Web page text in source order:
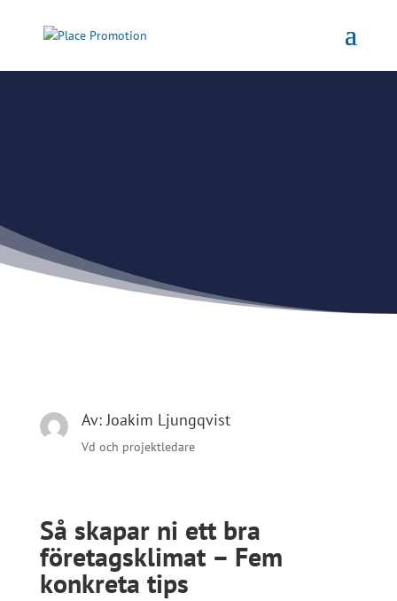
Av:Joakim Ljungqvist
Vd och projektledare
Så skapar ni ett bra
företagsklimat – Fem
konkreta tips